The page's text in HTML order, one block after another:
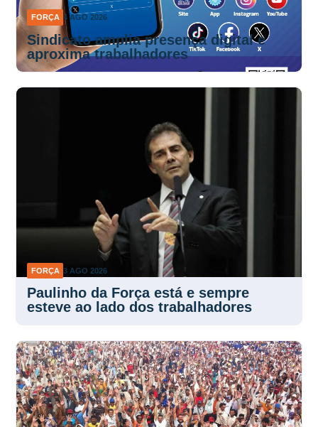
FORÇA 4 AGO 2026
Sindicato amplia presença digital e
aproxima trabalhadores
FORÇA 3 AGO 2026
Paulinho da Força está e sempre
esteve ao lado dos trabalhadores